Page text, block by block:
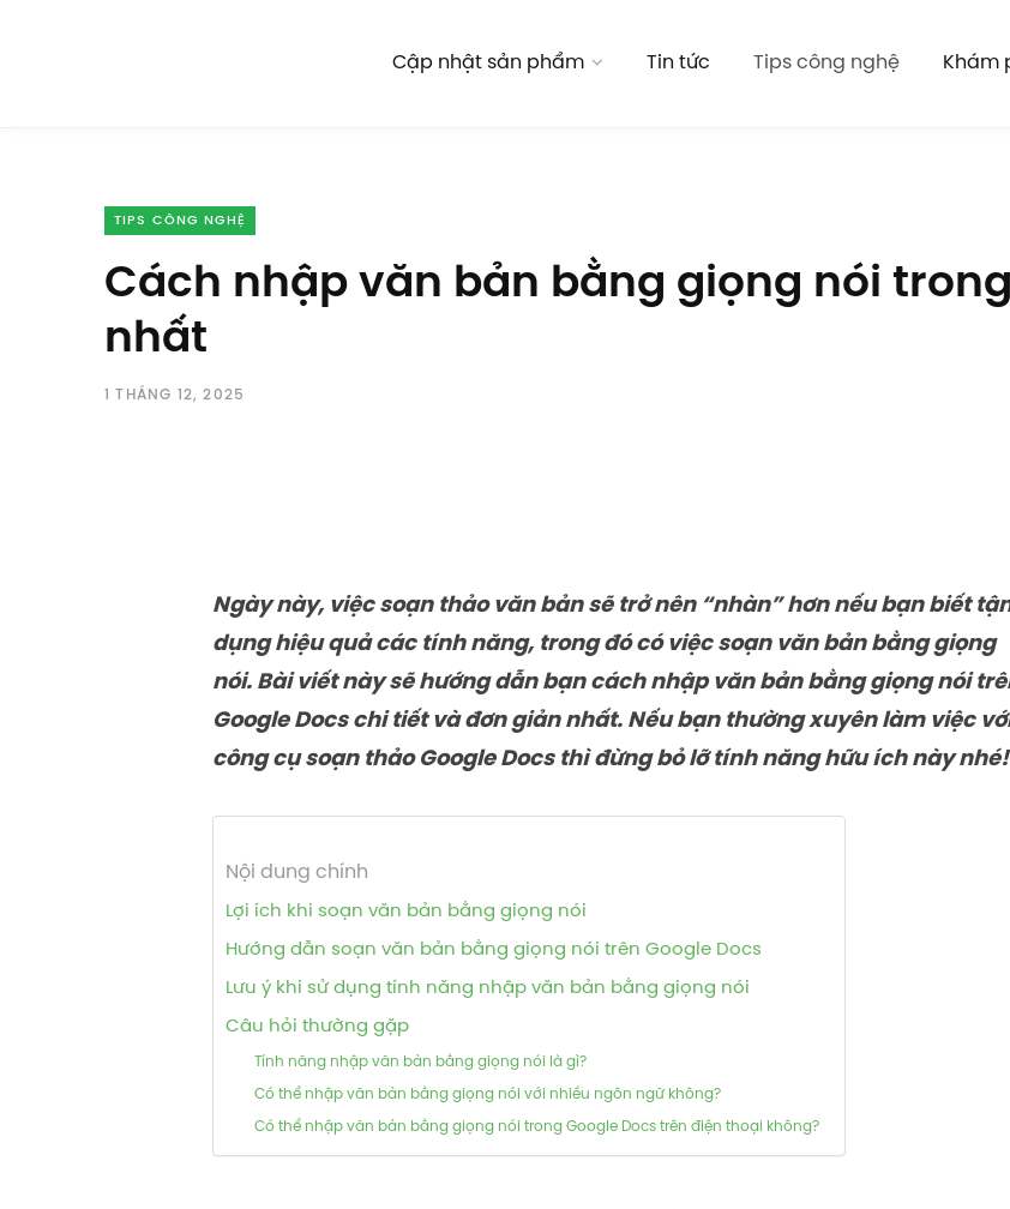
Cập nhật sản phẩm Tin tức Tips công nghệ Khám
TIPS CÔNG NGHỆ
Cách nhập văn bản bằng giọng nói
nhất
1 THÁNG 12, 2025
Ngày này, việc soạn thảo văn bản sẽ trở nên “nhàn” hơn nếu bạn biết
dụng hiệu quả các tính năng, trong đó có việc soạn văn bản bằng giọng
nói. Bài viết này sẽ hướng dẫn bạn cách nhập văn bản bằng giọng nói
Google Docs chi tiết và đơn giản nhất. Nếu bạn thường xuyên làm việc
công cụ soạn thảo Google Docs thì đừng bỏ lỡ tính năng hữu ích này nhé!
Nội dung chính
Lợi ích khi soạn văn bản bằng giọng nói
Hướng dẫn soạn văn bản bằng giọng nói trên Google Docs
Lưu ý khi sử dụng tính năng nhập văn bản bằng giọng nói
Câu hỏi thường gặp
Tính năng nhập văn bản bằng giọng nói là gì?
Có thể nhập văn bản bằng giọng nói với nhiều ngôn ngữ không?
Có thể nhập văn bản bằng giọng nói trong Google Docs trên điện thoại không?